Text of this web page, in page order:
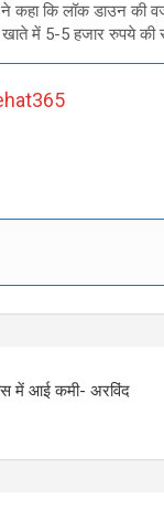
कहा कि लॉक डाउन की
में 5-5 हजार रुपये की
में आई कमी- अरविंद